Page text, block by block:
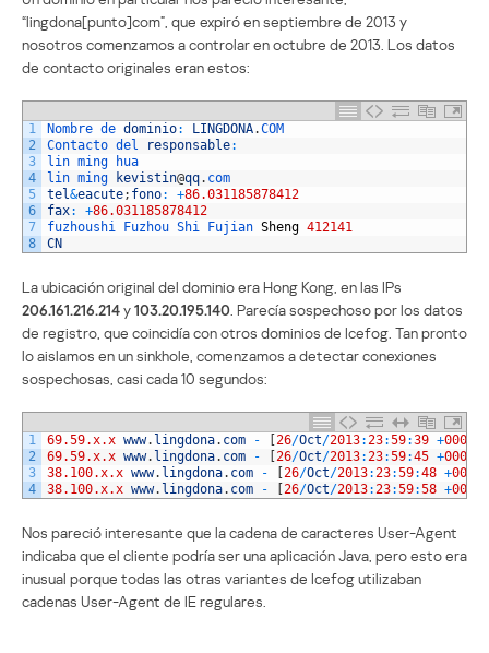
“lingdona[punto]com”, que expiró en septiembre de 2013 y
nosotros comenzamos a controlar en octubre de 2013. Los datos
de contacto originales eran estos:
1
2
3
4
5
6
7
8
Nombre de dominio: LINGDONA.COM
Contacto del responsable:
lin ming
hua
lin ming kevistin@qq. com
tel&eacute; fono: +86.031185878412
fax: +86.031185878412
fuzhoushi Fuzhou Shi Fujian Sheng 412141
CN
La ubicación original del dominio era Hong Kong, en las IPs
206.161.216.214y103.20.195.140 . Parecía sospechoso por los datos
de registro, que coincidía con otros dominios de Icefog. Tan pronto
lo aislamos en un sinkhole, comenzamos a detectar conexiones
sospechosas, casi cada 10 segundos:
1
2
3
4
69.59.x.x www. lingdona. com - [26/Oct/2013: 23:59:39 +0000
69.59.x.x www. lingdona. com - [26/Oct/2013: 23:59:45 +0000
38.100.x.x www. lingdona. com - [26/Oct/2013: 23:59:48 +0000
38.100.x.x www. lingdona. com - [26/Oct/2013: 23:59:58 +0000
Nos pareció interesante que la cadena de caracteres User-Agent
indicaba que el cliente podría ser una aplicación Java, pero esto era
inusual porque todas las otras variantes de Icefog utilizaban
cadenas User-Agent de IE regulares.